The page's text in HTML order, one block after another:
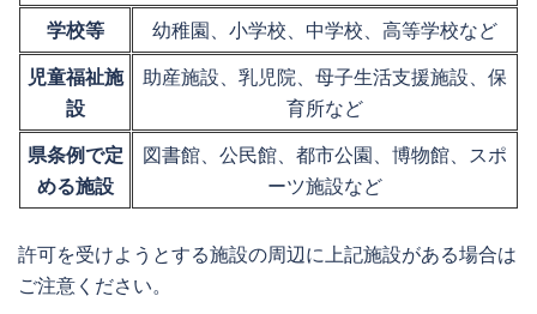
学校等
幼稚園、小学校、中学校、高等学校など
児童福祉施
設
助産施設、乳児院、母子生活支援施設、保
育所など
県条例で定
める施設
図書館、公民館、都市公園、博物館、スポ
ーツ施設など
許可を受けようとする施設の周辺に上記施設がある場合は
ご注意ください。